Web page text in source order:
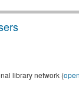
library network (